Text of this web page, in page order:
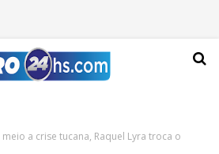
09 de agosto de 2026
meio a crise tucana, Raquel Lyra troca o